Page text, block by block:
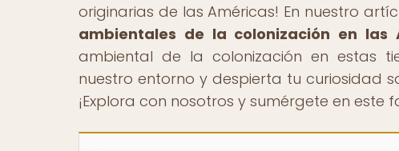
originarias de las Américas! En nuestro
ambientales de la colonización en las
ambiental de la colonización en estas
nuestro entorno y despierta tu curiosidad
¡Explora con nosotros y sumérgete en este